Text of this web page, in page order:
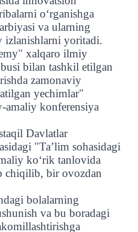
o‘rganishga
va ularning
izlanishlarni yoritadi.
xalqaro ilmiy
bilan tashkil etilgan
zamonaviy
yechimlar"
amaliy konferensiya
Davlatlar
"Ta’lim sohasidagi
ko‘rik tanlovida
chiqilib, bir ovozdan
bolalarning
va bu boradagi